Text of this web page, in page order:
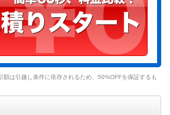
は引越し条件に依存されるため、50%OFFを保証するも